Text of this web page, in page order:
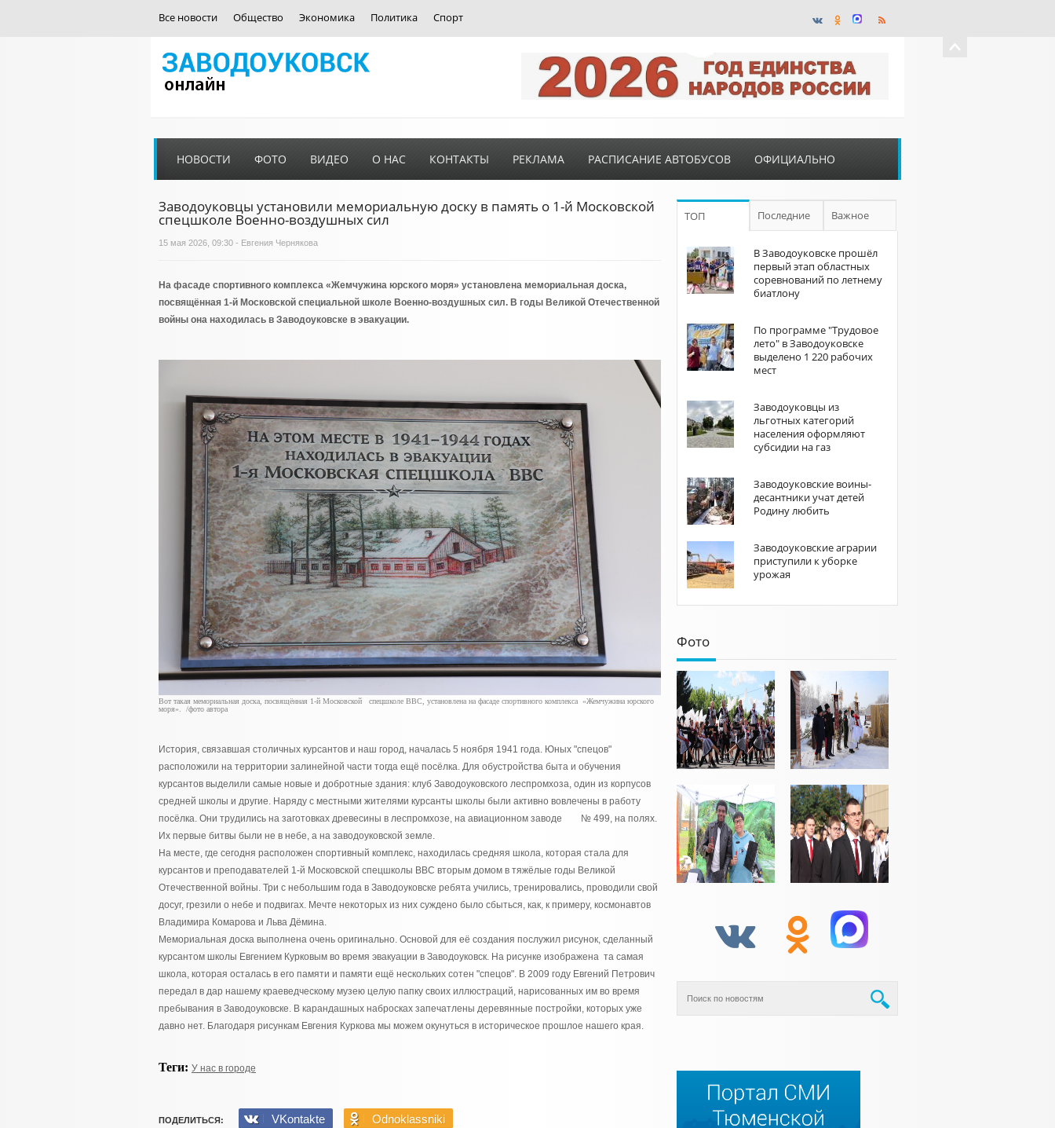
Все новости Общество Экономика Политика Спорт
НОВОСТИ ФОТО ВИДЕО О НАС КОНТАКТЫ РЕКЛАМА РАСПИСАНИЕ АВТОБУСОВ ОФИЦИАЛЬНО
Заводоуковцы установили мемориальную доску в память о 1-й Московской
спецшколе Военно-воздушных сил
15 мая 2026, 09:30 - Евгения Чернякова
На фасаде спортивного комплекса «Жемчужина юрского моря» установлена мемориальная доска,
посвящённая 1-й Московской специальной школе Военно-воздушных сил. В годы Великой Отечественной
войны она находилась в Заводоуковске в эвакуации.
Вот такая мемориальная доска, посвящённая 1-й Московской спецшколе ВВС, установлена на фасаде спортивного комплекса «Жемчужина юрского
моря». /фото автора
История, связавшая столичных курсантов и наш город, началась 5 ноября 1941 года. Юных "спецов"
расположили на территории залинейной части тогда ещё посёлка. Для обустройства быта и обучения
курсантов выделили самые новые и добротные здания: клуб Заводоуковского леспромхоза, один из корпусов
средней школы и другие. Наряду с местными жителями курсанты школы были активно вовлечены в работу
посёлка. Они трудились на заготовках древесины в леспромхозе, на авиационном заводе № 499, на полях.
Их первые битвы были не в небе, а на заводоуковской земле.
На месте, где сегодня расположен спортивный комплекс, находилась средняя школа, которая стала для
курсантов и преподавателей 1-й Московской спецшколы ВВС вторым домом в тяжёлые годы Великой
Отечественной войны. Три с небольшим года в Заводоуковске ребята учились, тренировались, проводили свой
досуг, грезили о небе и подвигах. Мечте некоторых из них суждено было сбыться, как, к примеру, космонавтов
Владимира Комарова и Льва Дёмина.
Мемориальная доска выполнена очень оригинально. Основой для её создания послужил рисунок, сделанный
курсантом школы Евгением Курковым во время эвакуации в Заводоуковск. На рисунке изображена та самая
школа, которая осталась в его памяти и памяти ещё нескольких сотен "спецов". В 2009 году Евгений Петрович
передал в дар нашему краеведческому музею целую папку своих иллюстраций, нарисованных им во время
пребывания в Заводоуковске. В карандашных набросках запечатлены деревянные постройки, которых уже
давно нет. Благодаря рисункам Евгения Куркова мы можем окунуться в историческое прошлое нашего края.
Теги: У нас в городе
ПОДЕЛИТЬСЯ: VKontakte Odnoklassniki
ТОП Последние Важное
В Заводоуковске прошёл
первый этап областных
соревнований по летнему
биатлону
По программе "Трудовое
лето" в Заводоуковске
выделено 1 220 рабочих
мест
Заводоуковцы из
льготных категорий
населения оформляют
субсидии на газ
Заводоуковские воины-
десантники учат детей
Родину любить
Заводоуковские аграрии
приступили к уборке
урожая
Фото